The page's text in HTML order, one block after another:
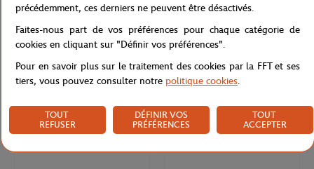
LACOSTE 90,00 €
Roland-Garros - Terre Battue
LACOSTE
Roland-Garros - Marine
précédemment, ces derniers ne peuvent être désactivés.
Faites-nous part de vos préférences pour chaque catégorie de
cookies en cliquant sur "Définir vos préférences".
Pour en savoir plus sur le traitement des cookies par la FFT et ses
tiers, vous pouvez consulter notre politique cookies.
TOUT
REFUSER
DÉFINIR VOS
PRÉFÉRENCES
TOUT
ACCEPTER